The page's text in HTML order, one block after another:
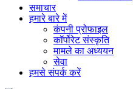
समाचार
हमारे बारे में
कंपनी प्रोफाइल
कॉर्पोरेट संस्कृति
मामले का अध्ययन
सेवा
हमसे संपर्क करें